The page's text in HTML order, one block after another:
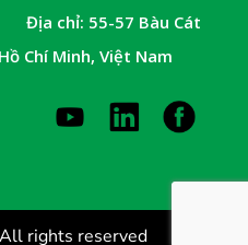
Địa chỉ: 55-57 Bàu Cát
Chí Minh, Việt Nam
rights reserved